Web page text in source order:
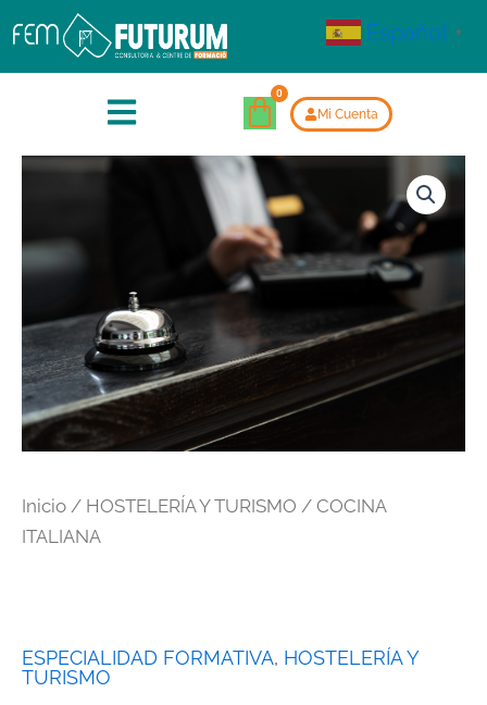
Mi Cuenta
Inicio / HOSTELERÍA Y TURISMO / COCINA
ITALIANA
ESPECIALIDAD FORMATIVA, HOSTELERÍA Y
TURISMO
Español ▼